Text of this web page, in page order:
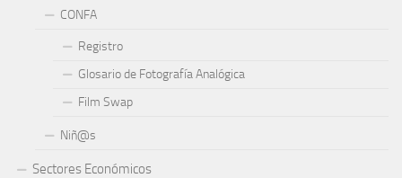
CONFA
Registro
Glosario de Fotografía Analógica
Film Swap
Niñ@s
Sectores Económicos